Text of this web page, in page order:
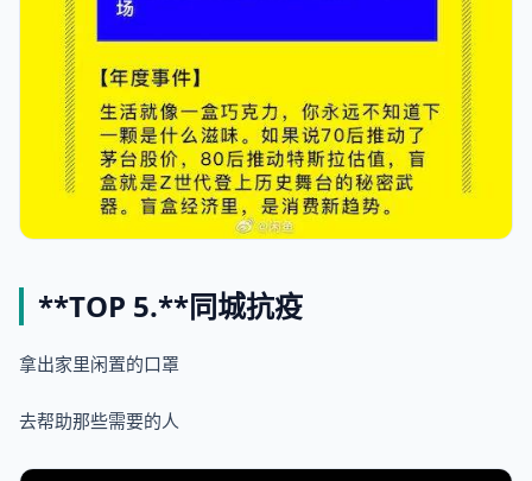
**TOP 5.**同城抗疫
拿出家里闲置的口罩
去帮助那些需要的人